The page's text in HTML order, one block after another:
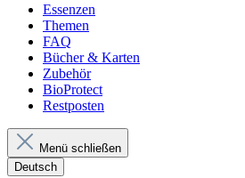
Essenzen
Themen
FAQ
Bücher & Karten
Zubehör
BioProtect
Restposten
Menü schließen
Deutsch